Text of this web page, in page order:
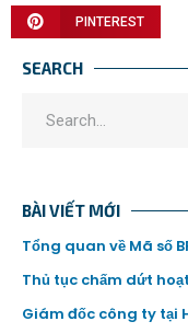
PINTEREST
SEARCH
BÀI VIẾT MỚI
Tổng quan về Mã số
Thủ tục chấm dứt
Giám đốc công ty tại